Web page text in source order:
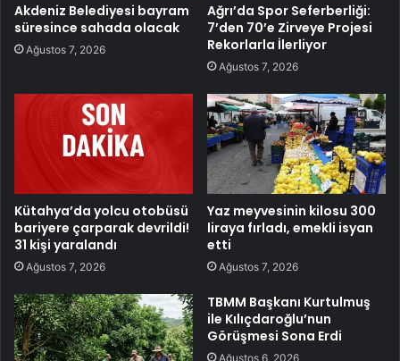
Akdeniz Belediyesi bayram
süresince sahada olacak
Ağustos 7, 2026
Ağrı’da Spor Seferberliği:
7’den 70’e Zirveye Projesi
Rekorlarla İlerliyor
Ağustos 7, 2026
Kütahya’da yolcu otobüsü
bariyere çarparak devrildi!
31 kişi yaralandı
Ağustos 7, 2026
Yaz meyvesinin kilosu 300
liraya fırladı, emekli isyan
etti
Ağustos 7, 2026
TBMM Başkanı Kurtulmuş
ile Kılıçdaroğlu’nun
Görüşmesi Sona Erdi
Ağustos 6, 2026